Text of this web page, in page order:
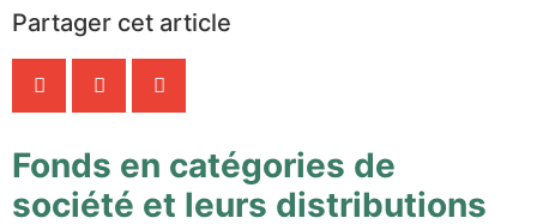
Partager cet article
Fonds en catégories de
société et leurs distributions